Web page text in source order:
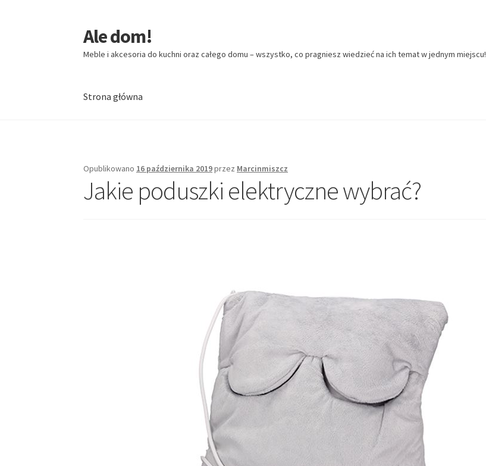
Przejdź
do
nawigacji
Przejdź
do
treści
Ale dom!
Meble i akcesoria do kuchni oraz całego domu – wszystko, co pragniesz wiedzieć na ich temat w jednym miejscu!
Strona główna
Opublikowano 16 października 2019przez Marcinmiszcz
Jakie poduszki elektryczne wybrać?